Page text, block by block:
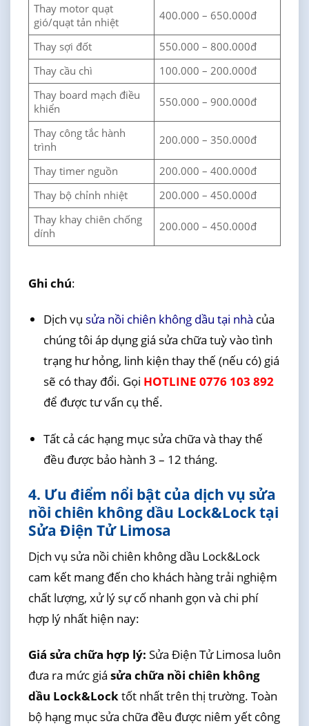
Thay motor quạt
gió/quạt tản nhiệt
400.000 – 650.000đ
Thay sợi đốt
550.000 – 800.000đ
Thay cầu chì
100.000 – 200.000đ
Thay board mạch điều
khiển
550.000 – 900.000đ
Thay công tắc hành
trình
200.000 – 350.000đ
Thay timer nguồn
200.000 – 400.000đ
Thay bộ chỉnh nhiệt
200.000 – 450.000đ
Thay khay chiên chống
dính
200.000 – 450.000đ
Ghi chú:
Dịch vụ sửa nồi chiên không dầu tại nhà của
chúng tôi áp dụng giá sửa chữa tuỳ vào tình
trạng hư hỏng, linh kiện thay thế (nếu có) giá
sẽ có thay đổi. Gọi HOTLINE 0776 103 892
để được tư vấn cụ thể.
Tất cả các hạng mục sửa chữa và thay thế
đều được bảo hành 3 – 12 tháng.
4. Ưu điểm nổi bật của dịch vụ sửa
nồi chiên không dầu Lock&Lock tại
Sửa Điện Tử Limosa
Dịch vụ sửa nồi chiên không dầu Lock&Lock
cam kết mang đến cho khách hàng trải nghiệm
chất lượng, xử lý sự cố nhanh gọn và chi phí
hợp lý nhất hiện nay:
Giá sửa chữa hợp lý: Sửa Điện Tử Limosa luôn
đưa ra mức giá sửa chữa nồi chiên không
dầu Lock&Locktốt nhất trên thị trường. Toàn
bộ hạng mục sửa chữa đều được niêm yết công